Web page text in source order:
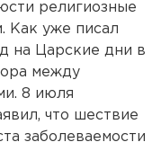
религиозные
Как уже писал
на Царские дни в
между
8 июля
что шествие
заболеваемости